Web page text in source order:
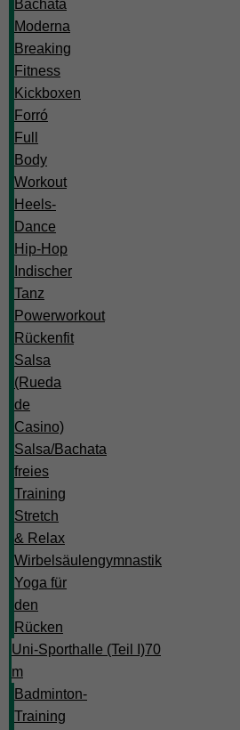
Bachata
Moderna
Breaking
Fitness
Kickboxen
Forró
Full
Body
Workout
Heels-
Dance
Hip-Hop
Indischer
Tanz
Powerworkout
Rückenfit
Salsa
(Rueda
de
Casino)
Salsa/Bachata
freies
Training
Stretch
& Relax
Wirbelsäulengymnastik
Yoga für
den
Rücken
Uni-Sporthalle (Teil I)70
m
Badminton-
Training